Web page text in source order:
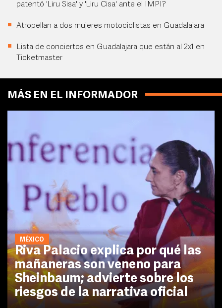
patentó 'Liru Sisa' y 'Liru Cisa' ante el IMPI?
Atropellan a dos mujeres motociclistas en Guadalajara
Lista de conciertos en Guadalajara que están al 2x1 en
Ticketmaster
MÁS EN EL INFORMADOR
MÉXICO
Riva Palacio explica por qué las
mañaneras son veneno para
Sheinbaum; advierte sobre los
riesgos de la narrativa oficial